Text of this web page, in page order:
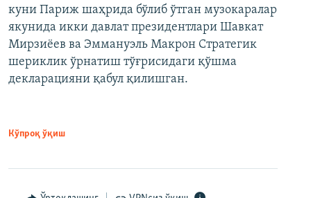
куни Париж шаҳрида бўлиб ўтган музокаралар
якунида икки давлат президентлари Шавкат
Мирзиёев ва Эммануэль Макрон Стратегик
шериклик ўрнатиш тўғрисидаги қўшма
декларацияни қабул қилишган.
Кўпроқ ўқиш